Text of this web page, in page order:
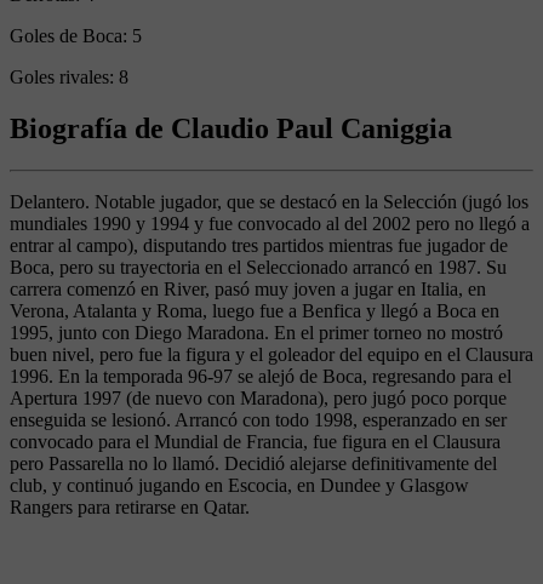
Goles de Boca: 5
Goles rivales: 8
Biografía de Claudio Paul Caniggia
Delantero. Notable jugador, que se destacó en la Selección (jugó los
mundiales 1990 y 1994 y fue convocado al del 2002 pero no llegó a
entrar al campo), disputando tres partidos mientras fue jugador de
Boca, pero su trayectoria en el Seleccionado arrancó en 1987. Su
carrera comenzó en River, pasó muy joven a jugar en Italia, en
Verona, Atalanta y Roma, luego fue a Benfica y llegó a Boca en
1995, junto con Diego Maradona. En el primer torneo no mostró
buen nivel, pero fue la figura y el goleador del equipo en el Clausura
1996. En la temporada 96-97 se alejó de Boca, regresando para el
Apertura 1997 (de nuevo con Maradona), pero jugó poco porque
enseguida se lesionó. Arrancó con todo 1998, esperanzado en ser
convocado para el Mundial de Francia, fue figura en el Clausura
pero Passarella no lo llamó. Decidió alejarse definitivamente del
club, y continuó jugando en Escocia, en Dundee y Glasgow
Rangers para retirarse en Qatar.